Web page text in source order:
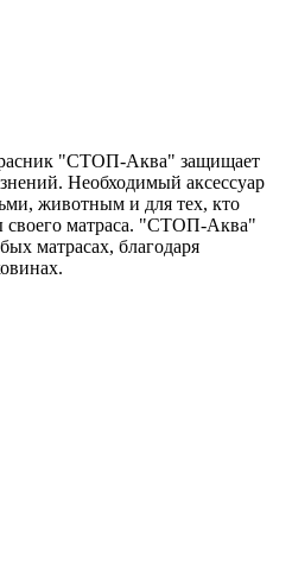
"СТОП-Аква" защищает
Необходимый аксессуар
животным и для тех, кто
своего матраса. "СТОП-Аква"
матрасах, благодаря